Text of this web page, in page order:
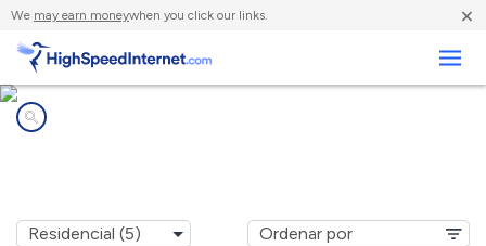
We may earn moneywhen you click our links. ×